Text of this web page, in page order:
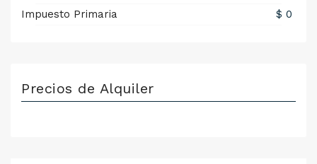
Impuesto Primaria
$ 0
Precios de Alquiler